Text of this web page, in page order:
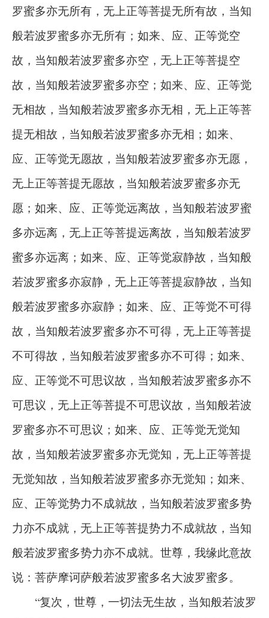
罗蜜多亦无所有，无上正等菩提无所有故，当知
般若波罗蜜多亦无所有；如来、应、正等觉空
故，当知般若波罗蜜多亦空，无上正等菩提空
故，当知般若波罗蜜多亦空；如来、应、正等觉
无相故，当知般若波罗蜜多亦无相，无上正等菩
提无相故，当知般若波罗蜜多亦无相；如来、
应、正等觉无愿故，当知般若波罗蜜多亦无愿，
无上正等菩提无愿故，当知般若波罗蜜多亦无
愿；如来、应、正等觉远离故，当知般若波罗蜜
多亦远离，无上正等菩提远离故，当知般若波罗
蜜多亦远离；如来、应、正等觉寂静故，当知般
若波罗蜜多亦寂静，无上正等菩提寂静故，当知
般若波罗蜜多亦寂静；如来、应、正等觉不可得
故，当知般若波罗蜜多亦不可得，无上正等菩提
不可得故，当知般若波罗蜜多亦不可得；如来、
应、正等觉不可思议故，当知般若波罗蜜多亦不
可思议，无上正等菩提不可思议故，当知般若波
罗蜜多亦不可思议；如来、应、正等觉无觉知
故，当知般若波罗蜜多亦无觉知，无上正等菩提
无觉知故，当知般若波罗蜜多亦无觉知；如来、
应、正等觉势力不成就故，当知般若波罗蜜多势
力亦不成就，无上正等菩提势力不成就故，当知
般若波罗蜜多势力亦不成就。世尊，我缘此意故
说：菩萨摩诃萨般若波罗蜜多名大波罗蜜多。
“复次，世尊，一切法无生故，当知般若波罗